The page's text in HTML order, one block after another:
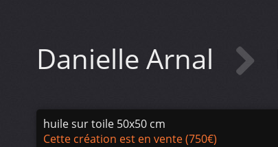
Danielle Arnal
huile sur toile 50x50 cm
Cette création est en vente (750€)